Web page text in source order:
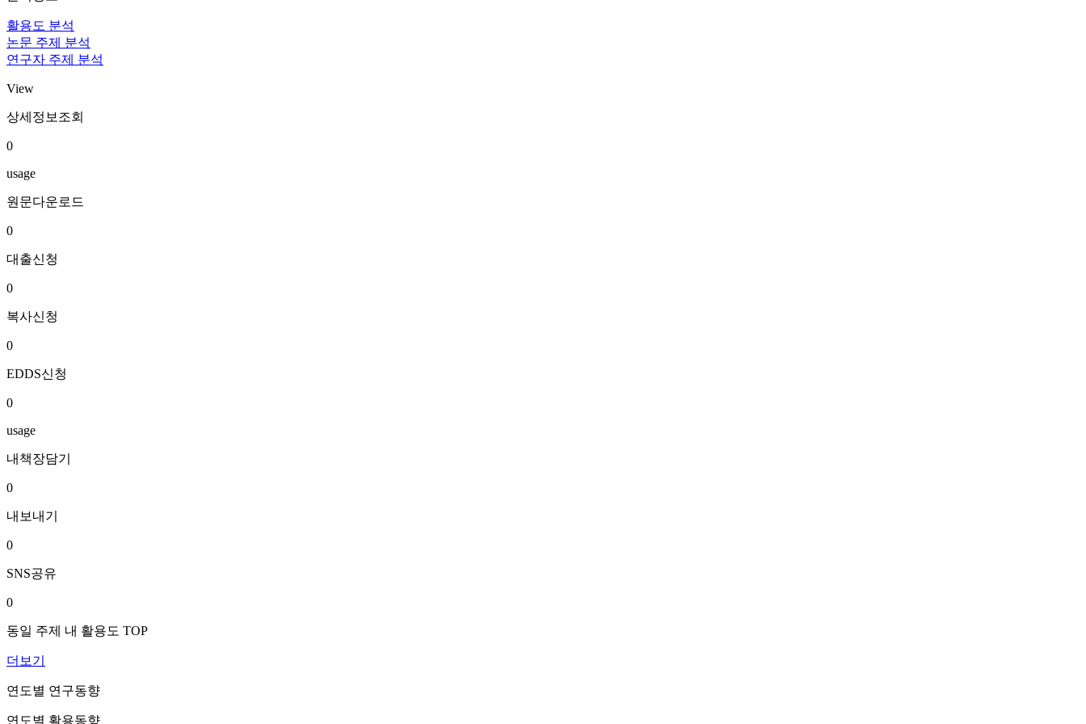
활용도 분석
논문 주제 분석
연구자 주제 분석
View
상세정보조회
0
usage
원문다운로드
0
대출신청
0
복사신청
0
EDDS신청
0
usage
내책장담기
0
내보내기
0
SNS공유
0
동일 주제 내 활용도 TOP
더보기
연도별 연구동향
연도별 활용동향